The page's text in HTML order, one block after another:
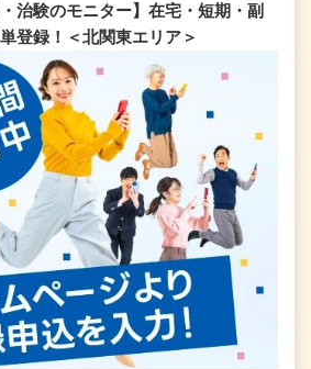
治験のモニター】在宅・短期・副
登録！＜北関東エリア＞